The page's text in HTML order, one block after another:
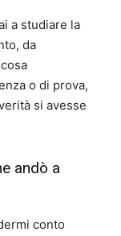
a studiare la
da
o di prova,
si avesse
andò a
conto